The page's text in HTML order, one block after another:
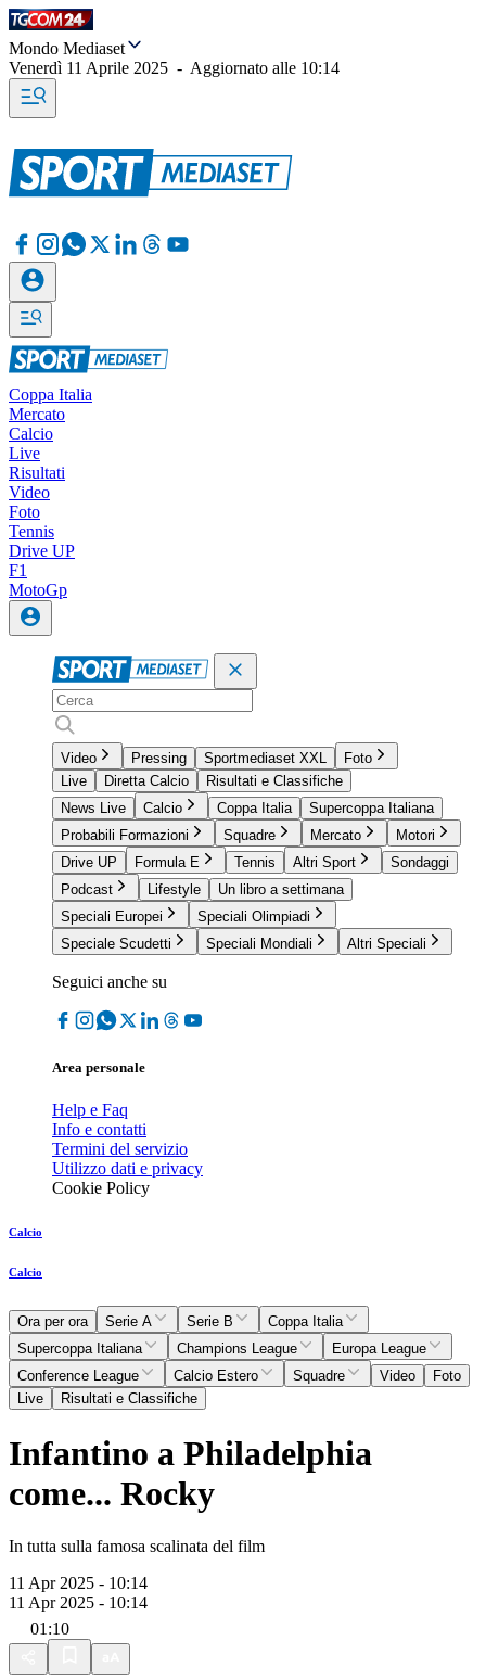
Mondo Mediaset
Venerdì 11 Aprile 2025 - Aggiornato alle 10:14
Coppa Italia
Mercato
Calcio
Live
Risultati
Video
Foto
Tennis
Drive UP
F1
MotoGp
Video Pressing Sportmediaset XXL
Foto
Live
Diretta Calcio
Risultati e Classifiche
News Live
Calcio Coppa Italia
Supercoppa Italiana
Probabili Formazioni
Squadre Mercato
Motori
Drive UP
Formula E Tennis Altri Sport
Sondaggi
Podcast
Lifestyle
Un libro a settimana
Speciali Europei
Speciali Olimpiadi
Speciale Scudetti
Speciali Mondiali Altri Speciali
Seguici anche su
Area personale
Help e Faq
Info e contatti
Termini del servizio
Utilizzo dati e privacy
Cookie Policy
Calcio
Calcio
Ora per ora Serie A Serie B
Coppa Italia
Supercoppa Italiana
Champions League
Europa League
Conference League
Calcio Estero Squadre Video
Foto
Live
Risultati e Classifiche
Infantino a Philadelphia
come... Rocky
In tutta sulla famosa scalinata del film
11 Apr 2025 - 10:14
11 Apr 2025 - 10:14
01:10